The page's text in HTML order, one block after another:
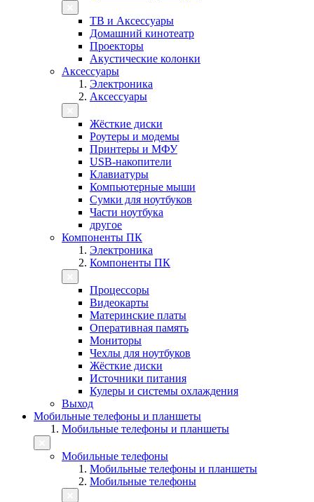
ТВ и Аксессуары
Домашний кинотеатр
Проекторы
Акустические колонки
Аксессуары
Электроника
Аксессуары
Жёсткие диски
Роутеры и модемы
Принтеры и МФУ
USB-накопители
Клавиатуры
Компьютерные мыши
Сумки для ноутбуков
Части ноутбука
другое
Компоненты ПК
Электроника
Компоненты ПК
Процессоры
Видеокарты
Материнские платы
Оперативная память
Мониторы
Чехлы для ноутбуков
Жёсткие диски
Источники питания
Кулеры и системы охлаждения
Выход
Мобильные телефоны и планшеты
Мобильные телефоны и планшеты
Мобильные телефоны
Мобильные телефоны и планшеты
Мобильные телефоны